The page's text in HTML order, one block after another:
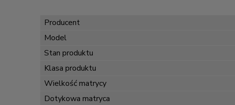
Producent
Model
Stan produktu
Klasa produktu
Wielkość matrycy
Dotykowa matryca